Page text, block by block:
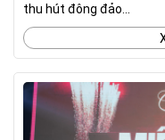
thu hút đông đảo...